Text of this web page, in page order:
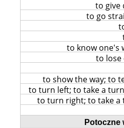
to give
to go
to know one's
to lose
to show the way; to
to turn left; to take a
to turn right; to take a
Potoczne